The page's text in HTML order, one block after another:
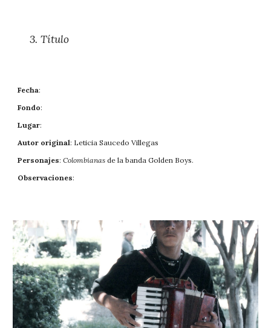
3. Título
Fecha:
Fondo:
Lugar:
Autor original: Leticia Saucedo Villegas
Personajes: Colombianas de la banda Golden Boys.
Observaciones: